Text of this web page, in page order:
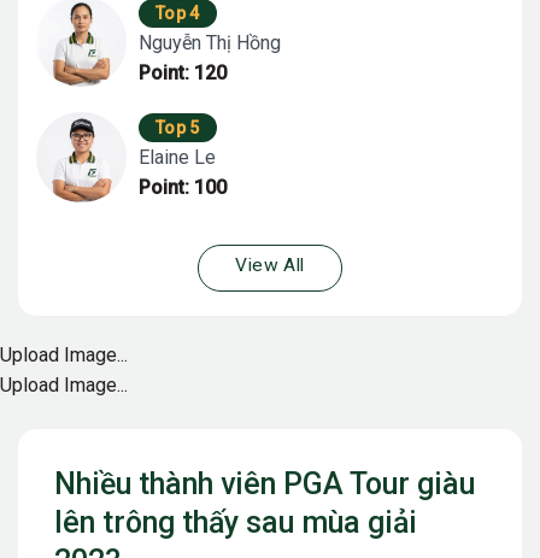
Nhiều thành viên PGA Tour giàu
lên trông thấy sau mùa giải
Top 4
Nguyễn Thị Hồng
Point: 120
Top 5
Elaine Le
Point: 100
View All
Upload Image...
Upload Image...